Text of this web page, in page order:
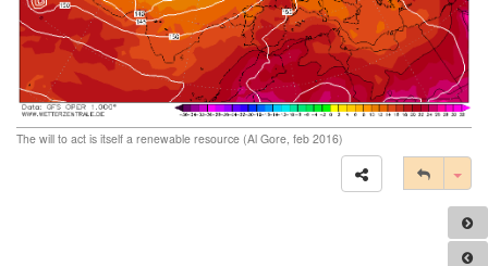
The will to act is itself a renewable resource (Al Gore, feb 2016)